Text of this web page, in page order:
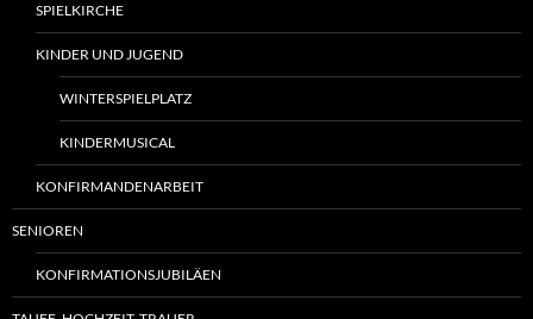
SPIELKIRCHE
KINDER UND JUGEND
WINTERSPIELPLATZ
KINDERMUSICAL
KONFIRMANDENARBEIT
SENIOREN
KONFIRMATIONSJUBILÄEN